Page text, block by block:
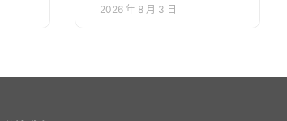
2026 年 8 月 3 日